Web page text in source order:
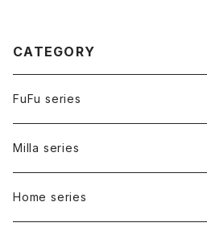
CATEGORY
FuFu series
Carry bag
Inner bag
Milla series
Carry bag
Home series